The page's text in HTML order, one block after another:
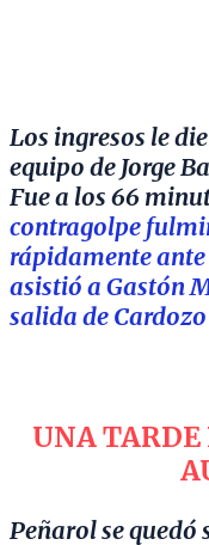
Los ingresos le
equipo de Jorge
Fue a los 66
contragolpe
rápidamente
asistió a Gastón
salida de
UNA TARDE
Peñarol se quedó